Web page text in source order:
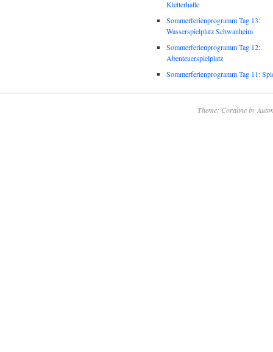
Kletterhalle
Sommerferienprogramm Tag 13:
Wasserspielplatz Schwanheim
Sommerferienprogramm Tag 12:
Abenteuerspielplatz
Sommerferienprogramm Tag 11:
Theme: Coraline by